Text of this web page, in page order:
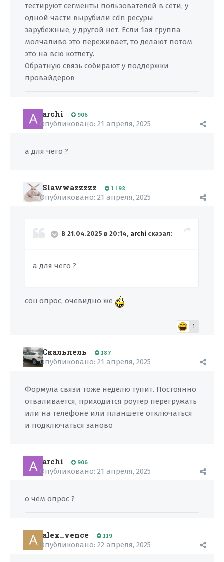
тестируют сегменты пользователей в сети, у
одной части вырубили cdn ресуры
зарубежные, у другой нет. Если 1ая группа
молчаливо это переживает, то делают потом
это на всю котлету.
Обратную связь собирают у поддержки
провайдеров
archi 906
Опубликовано: 21 апреля, 2025
а для чего ?
Slawwazzzzz 1 192
Опубликовано: 21 апреля, 2025
В 21.04.2025 в 20:14, archi сказал:
а для чего ?
соц опрос, очевидно же
1
Скальпель 187
Опубликовано: 21 апреля, 2025
Формула связи тоже неделю тупит. Постоянно
отваливается, приходится роутер перегружать
или на телефоне или планшете отключаться
и подключаться заново
archi 906
Опубликовано: 21 апреля, 2025
о чём опрос ?
alex_vence 119
Опубликовано: 22 апреля, 2025